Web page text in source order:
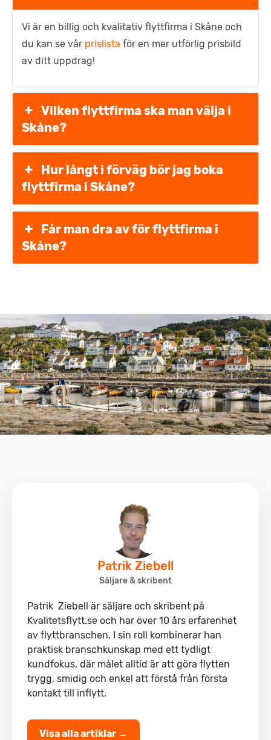
Vi är en billig och kvalitativ flyttfirma i Skåne och
du kan se vår prislista för en mer utförlig prisbild
av ditt uppdrag!
Vilken flyttfirma ska man välja i
Skåne?
Hur långt i förväg bör jag boka
flyttfirma i Skåne?
Får man dra av för flyttfirma i
Skåne?
Patrik Ziebell
Säljare & skribent
Patrik Ziebell är säljare och skribent på
Kvalitetsflytt.se och har över 10 års erfarenhet
av flyttbranschen. I sin roll kombinerar han
praktisk branschkunskap med ett tydligt
kundfokus, där målet alltid är att göra flytten
trygg, smidig och enkel att förstå från första
kontakt till inflytt.
Visa alla artiklar →